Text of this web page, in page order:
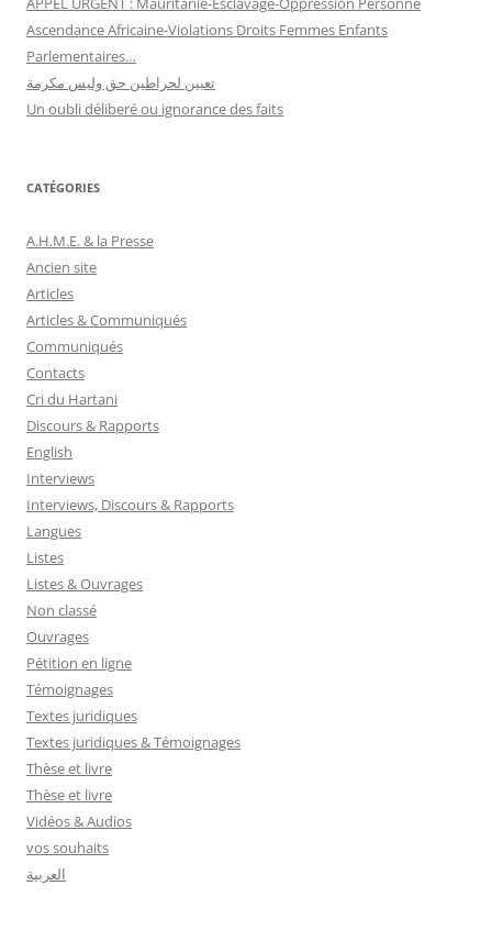
Ascendance Africaine-Violations Droits Femmes Enfants
Parlementaires…
تعيين لحراطين حق وليس مكرمة
Un oubli déliberé ou ignorance des faits
CATÉGORIES
A.H.M.E. & la Presse
Ancien site
Articles
Articles & Communiqués
Communiqués
Contacts
Cri du Hartani
Discours & Rapports
English
Interviews
Interviews, Discours & Rapports
Langues
Listes
Listes & Ouvrages
Non classé
Ouvrages
Pétition en ligne
Témoignages
Textes juridiques
Textes juridiques & Témoignages
Thèse et livre
Thèse et livre
Vidéos & Audios
vos souhaits
العربية